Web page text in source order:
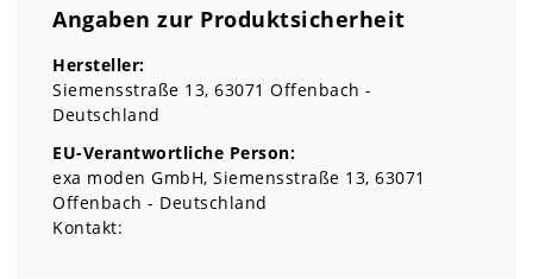
Angaben zur Produktsicherheit
Hersteller:
Siemensstraße 13 63071 Offenbach
Deutschland
EU-Verantwortliche Person:
exa moden GmbH Siemensstraße 13 63071
Offenbach
Deutschland
Kontakt: